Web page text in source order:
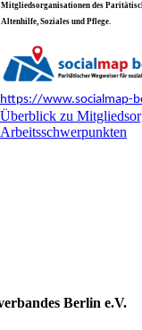
des
Altenhilfe, Soziales und Pflege.
https://www.socialmap-
Überblick zu
Arbeitsschwerpunkten
Berlin e.V.